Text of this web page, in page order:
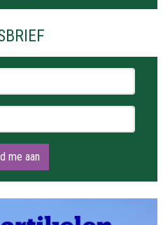
me aan